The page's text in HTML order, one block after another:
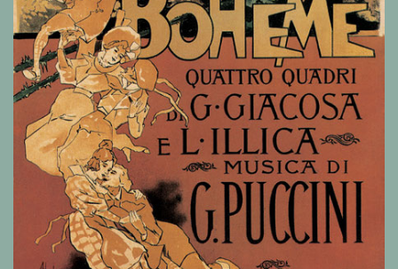
Spiele / Kinder
Textilien
Weihnachten
bauxili
The Heart Bear
Stringlies
Alle Produkte anzeigen